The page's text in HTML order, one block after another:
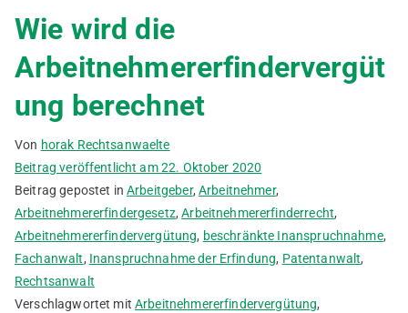
Betriebsgeheimnis,
Verbesserungsvorschläge,
Innovationsförderung,
internationales Patent,
Gebrauchsmuster
Wie wird die
Arbeitnehmererfindervergüt
ung berechnet
Von horak Rechtsanwaelte
Beitrag veröffentlicht am22. Oktober 2020
Beitrag gepostet inArbeitgeber, Arbeitnehmer,
Arbeitnehmererfindergesetz,Arbeitnehmererfinderrecht,
Arbeitnehmererfindervergütung, beschränkte Inanspruchnahme,
Fachanwalt, Inanspruchnahme der Erfindung, Patentanwalt,
Rechtsanwalt
Verschlagwortet mitArbeitnehmererfindervergütung,